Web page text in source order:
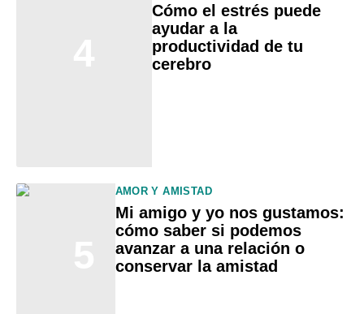
Cómo el estrés puede
ayudar a la
productividad de tu
cerebro
AMOR Y AMISTAD
Mi amigo y yo nos gustamos:
cómo saber si podemos
avanzar a una relación o
conservar la amistad